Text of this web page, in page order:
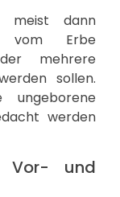
meist dann
vom Erbe
mehrere
sollen.
ungeborene
werden
Vor- und